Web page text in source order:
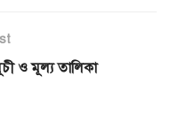
ও মূল্য তালিকা